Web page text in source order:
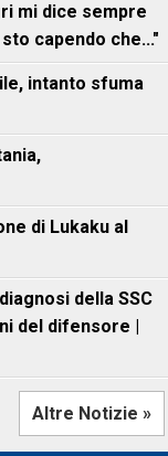
mi dice sempre
capendo che..."
intanto sfuma
di Lukaku al
della SSC
del difensore |
Altre Notizie »